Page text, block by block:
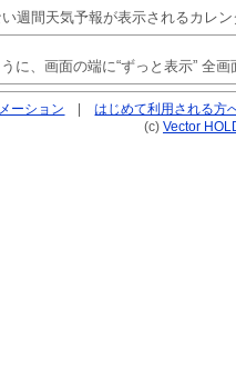
週間天気予報が表示されるカレ
に、画面の端に“ずっと表示” 全
ーション |はじめて利用される方
(c) Vector